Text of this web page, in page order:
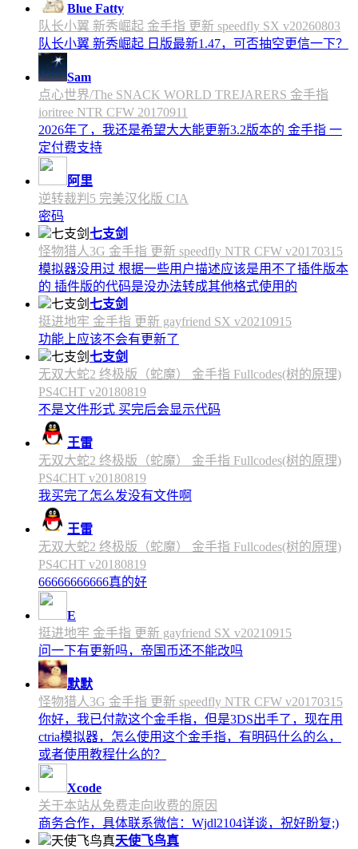
Blue Fatty
队长小翼 新秀崛起 金手指 更新 speedfly SX v20260803
队长小翼 新秀崛起 日版最新1.47，可否抽空更信一下？
Sam
点心世界/The SNACK WORLD TREJARERS 金手指
ioritree NTR CFW 20170911
2026年了，我还是希望大大能更新3.2版本的 金手指 一
定付费支持
阿里
逆转裁判5 完美汉化版 CIA
密码
七支剑
怪物猎人3G 金手指 更新 speedfly NTR CFW v20170315
模拟器没用过 根据一些用户描述应该是用不了插件版本
的 插件版的代码是没办法转成其他格式使用的
七支剑
挺进地牢 金手指 更新 gayfriend SX v20210915
功能上应该不会有更新了
七支剑
无双大蛇2 终极版（蛇魔） 金手指 Fullcodes(树的原理)
PS4CHT v20180819
不是文件形式 买完后会显示代码
王雷
无双大蛇2 终极版（蛇魔） 金手指 Fullcodes(树的原理)
PS4CHT v20180819
我买完了怎么发没有文件啊
王雷
无双大蛇2 终极版（蛇魔） 金手指 Fullcodes(树的原理)
PS4CHT v20180819
66666666666真的好
E
挺进地牢 金手指 更新 gayfriend SX v20210915
问一下有更新吗，帝国币还不能改吗
默默
怪物猎人3G 金手指 更新 speedfly NTR CFW v20170315
你好，我已付款这个金手指，但是3DS出手了，现在用
ctria模拟器，怎么使用这个金手指，有明码什么的么，
或者使用教程什么的？
Xcode
关于本站从免费走向收费的原因
商务合作，具体联系微信：Wjdl2104详谈，祝好盼复;)
天使飞鸟真